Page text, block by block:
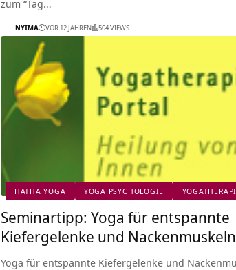
zum “Tag…
NYIMA VOR 12 JAHREN 504 VIEWS
HATHA YOGA YOGA PSYCHOLOGIE
Seminartipp: Yoga für entspannte
Kiefergelenke und Nackenmuskeln
Yoga für entspannte Kiefergelenke und